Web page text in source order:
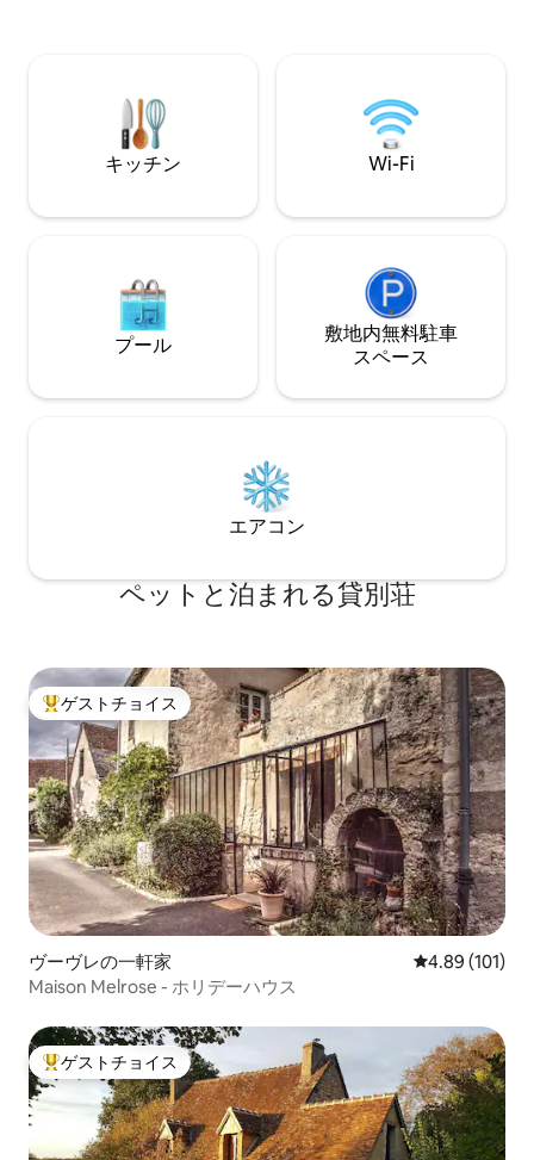
名、乳幼児3名（ご要望に応じてエキスト
ラベッド1台とベビーベッド3台をご用意
いたします）。
キッチン Wi-Fi
プール
敷地内無料駐⁠車
ス⁠ペ⁠ー⁠ス
エアコン
ペットと泊まれる貸別荘
大好評のゲストチョイスです。
ゲストチョイス
ヴーヴレの一軒家 レビュー101
4.89 (101)
Maison Melrose - ホリデーハウス
大好評のゲストチョイスです。
ゲストチョイス